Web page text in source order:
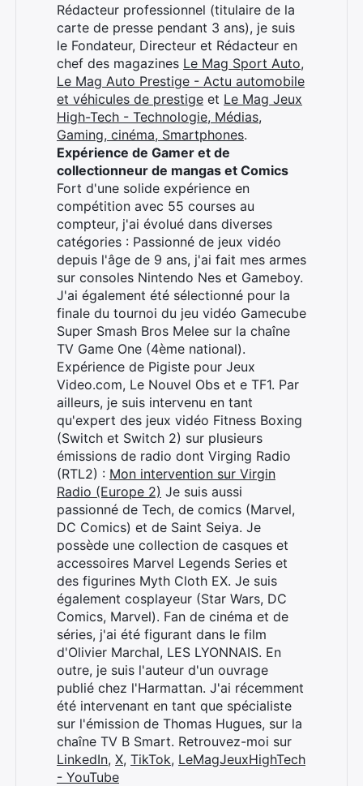
Rédacteur professionnel (titulaire de la
carte de presse pendant 3 ans), je suis
le Fondateur, Directeur et Rédacteur en
chef des magazines Le Mag Sport Auto,
Le Mag Auto Prestige - Actu automobile
et véhicules de prestige et Le Mag Jeux
High-Tech - Technologie, Médias,
Gaming, cinéma, Smartphones.
Expérience de Gamer et de
collectionneur de mangas et Comics
Fort d'une solide expérience en
compétition avec 55 courses au
compteur, j'ai évolué dans diverses
catégories : Passionné de jeux vidéo
depuis l'âge de 9 ans, j'ai fait mes armes
sur consoles Nintendo Nes et Gameboy.
J'ai également été sélectionné pour la
finale du tournoi du jeu vidéo Gamecube
Super Smash Bros Melee sur la chaîne
TV Game One (4ème national).
Expérience de Pigiste pour Jeux
Video.com, Le Nouvel Obs et e TF1. Par
ailleurs, je suis intervenu en tant
qu'expert des jeux vidéo Fitness Boxing
(Switch et Switch 2) sur plusieurs
émissions de radio dont Virging Radio
(RTL2) : Mon intervention sur Virgin
Radio (Europe 2) Je suis aussi
passionné de Tech, de comics (Marvel,
DC Comics) et de Saint Seiya. Je
possède une collection de casques et
accessoires Marvel Legends Series et
des figurines Myth Cloth EX. Je suis
également cosplayeur (Star Wars, DC
Comics, Marvel). Fan de cinéma et de
séries, j'ai été figurant dans le film
d'Olivier Marchal, LES LYONNAIS. En
outre, je suis l'auteur d'un ouvrage
publié chez l'Harmattan. J'ai récemment
été intervenant en tant que spécialiste
sur l'émission de Thomas Hugues, sur la
chaîne TV B Smart. Retrouvez-moi sur
LinkedIn, X, TikTok, LeMagJeuxHighTech
- YouTube